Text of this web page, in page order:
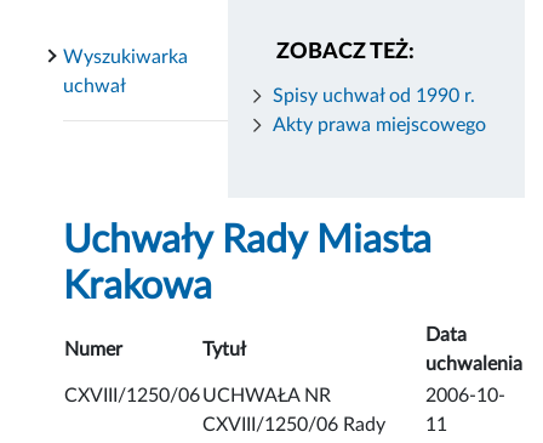
ZOBACZ TEŻ:
Spisy uchwał od 1990 r.
Akty prawa miejscowego
Wyszukiwarka
uchwał
Uchwały Rady Miasta
Krakowa
Numer Tytuł
Data
uchwalenia
CXVIII/1250/06UCHWAŁA NR
CXVIII/1250/06 Rady
2006-10-
11